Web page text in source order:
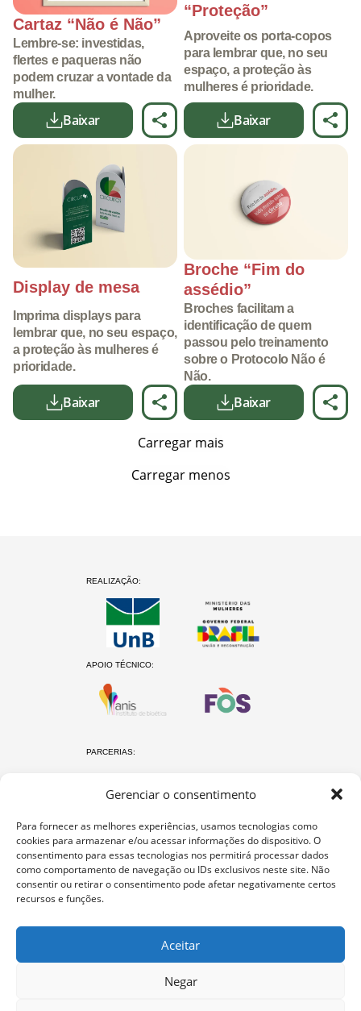
Gerenciar o consentimento
Para fornecer as melhores experiências, usamos tecnologias como
cookies para armazenar e/ou acessar informações do dispositivo. O
consentimento para essas tecnologias nos permitirá processar dados
como comportamento de navegação ou IDs exclusivos neste site. Não
consentir ou retirar o consentimento pode afetar negativamente certos
recursos e funções.
Aceitar
Negar
Cartaz “Não é Não”
Lembre-se: investidas,
flertes e paqueras não
podem cruzar a vontade da
mulher.
Baixar
“Proteção”
Aproveite os porta-copos
para lembrar que, no seu
espaço, a proteção às
mulheres é prioridade.
Baixar
Display de mesa
Imprima displays para
lembrar que, no seu espaço,
a proteção às mulheres é
prioridade.
Baixar
Broche “Fim do
assédio”
Broches facilitam a
identificação de quem
passou pelo treinamento
sobre o Protocolo Não é
Não.
Baixar
Carregar mais
Carregar menos
REALIZAÇÃO:
APOIO TÉCNICO:
PARCERIAS:
O protocolo Não é Não
Glossário
Curso
Perguntas frequentes
Contato